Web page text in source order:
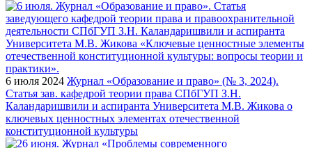
6 июля 2024 Журнал «Образование и право» (№ 3, 2024).
Статья зав. кафедрой теории права СПбГУП З.Н.
Каландаришвили и аспиранта Университета М.В. Жикова о
ключевых ценностных элементах отечественной
конституционной культуры